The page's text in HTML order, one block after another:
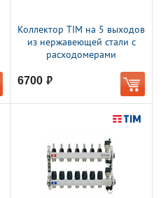
Коллектор TIM на 5 выходов
из нержавеющей стали с
расходомерами
6700 руб.